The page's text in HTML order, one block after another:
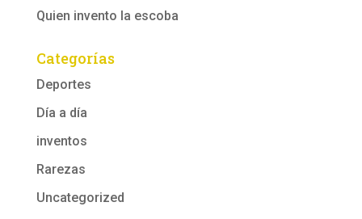
Quien invento la escoba
Categorías
Deportes
Día a día
inventos
Rarezas
Uncategorized